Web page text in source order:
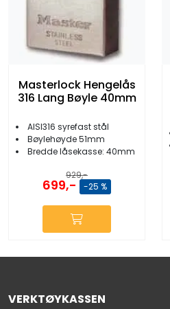
Masterlock Hengelås
316 Lang Bøyle 40mm
AISI316 syrefast stål
Bøylehøyde 51mm
Bredde låsekasse: 40mm
929,-
699,- -25 %
VERKTØYKASSEN